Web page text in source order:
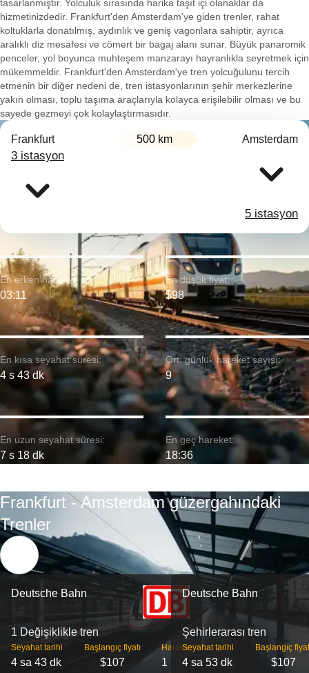
tasarlanmıştır. Yolculuk sırasında harika taşıt içi olanaklar da
hizmetinizdedir. Frankfurt'den Amsterdam'ye giden trenler, rahat
koltuklarla donatılmış, aydınlık ve geniş vagonlara sahiptir, ayrıca
aralıklı diz mesafesi ve cömert bir bagaj alanı sunar. Büyük panaromik
penceler, yol boyunca muhteşem manzarayı hayranlıkla seyretmek için
mükemmeldir. Frankfurt'den Amsterdam'ye tren yolcuğulunu tercih
etmenin bir diğer nedeni de, tren istasyonlarının şehir merkezlerine
yakın olması, toplu taşıma araçlarıyla kolayca erişilebilir olması ve bu
sayede gezmeyi çok kolaylaştırmasıdır.
Frankfurt 500 km Amsterdam
3 istasyon
5 istasyon
En kısa seyahat süresi:
4 s 43 dk
En erken hareket:
03:11
En uzun seyahat süresi:
7 s 18 dk
En düşük fiyat:
$98
Ort. günlük hareket sayısı:
9
En geç hareket:
18:36
Frankfurt - Amsterdam güzergahındaki
Trenler
Deutsche Bahn
1 Değişiklikle tren
Seyahat tarihi
4 sa 43 dk
Başlangıç ​​fiyatı
$107
Hareket
1
Deutsche Bahn
Şehirlerarası tren
Seyahat tarihi
4 sa 53 dk
Başlangıç
$107